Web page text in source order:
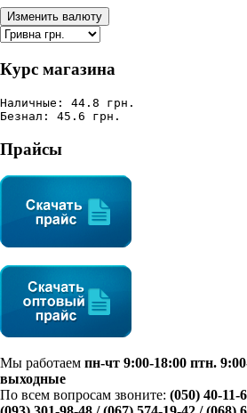
Курс магазина
Наличные: 44.8 грн.
Безнал: 45.6 грн.
Прайсы
Мы работаем пн-чт 9:00-18:00 птн.
выходные
По всем вопросам звоните: (050) 40-11-